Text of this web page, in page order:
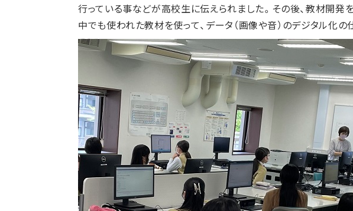
行っている事などが高校生に伝えられました。その後、教材開発
中でも使われた教材を使って、データ（画像や音）のデジタル化